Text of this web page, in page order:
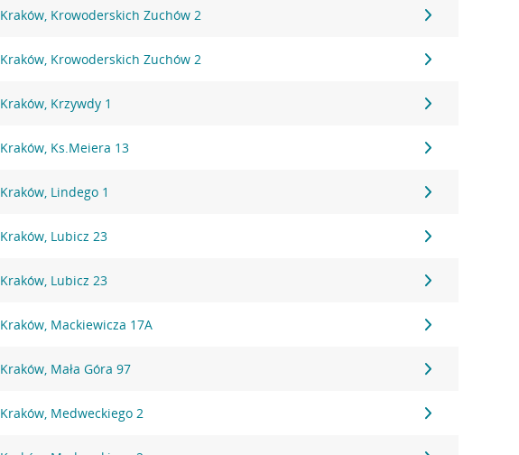
Kraków, Krowoderskich Zuchów 2
Kraków, Krowoderskich Zuchów 2
Kraków, Krzywdy 1
Kraków, Ks.Meiera 13
Kraków, Lindego 1
Kraków, Lubicz 23
Kraków, Lubicz 23
Kraków, Mackiewicza 17A
Kraków, Mała Góra 97
Kraków, Medweckiego 2